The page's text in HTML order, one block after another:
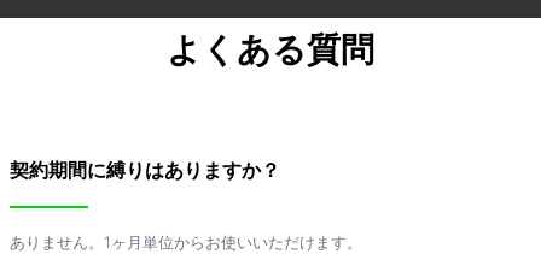
よくある質問
契約期間に縛りはありますか？
ありません。1ヶ月単位からお使いいただけます。